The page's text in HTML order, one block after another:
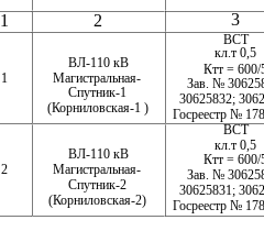
1
2
ВЛ-110 кВ
1
Магистральная-
Спутник-1
(Корниловская-1 )
ВСТ
ВЛ-110 кВ
2
Магистральная-
Спутник-2
(Корниловская-2)
3
кл.т 0,5
Ктт = 600/
Зав. №
30625832;
Госреестр №
ВСТ
кл.т 0,5
Ктт =
Зав. №
Госреестр №